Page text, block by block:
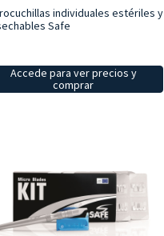
individuales estériles y
Safe
Accede para ver precios y
comprar